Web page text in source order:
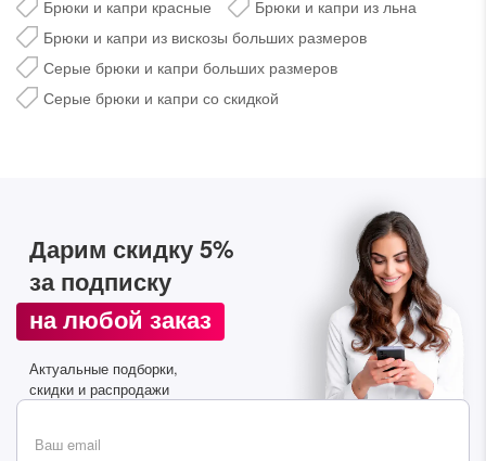
Брюки и капри красные
Брюки и капри из льна
Брюки и капри из вискозы больших размеров
Серые брюки и капри больших размеров
Серые брюки и капри со скидкой
Дарим скидку 5%
за подписку
на любой заказ
Актуальные подборки,
скидки и распродажи
Ваш email
Дарим скидку 5%за подписку на наш
телеграм-канал
Стильные подборки, эксклюзивные акции и горячие
распродажи в удобном формате